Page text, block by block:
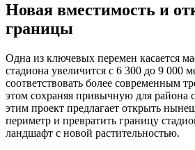
Новая вместимость и
границы
Одна из ключевых перемен касается
стадиона увеличится с 6 300 до 9 000
соответствовать более современным
этом сохраняя привычную для района
этим проект предлагает открыть
периметр и превратить границу
ландшафт с новой растительностью.